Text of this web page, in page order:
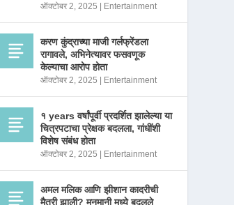
ऑक्टोबर 2, 2025 Entertainment
करण कुंद्राच्या माजी गर्लफ्रेंडला
रागावले, अभिनेत्यावर फसवणूक
केल्याचा आरोप होता
ऑक्टोबर 2, 2025 Entertainment
१ years वर्षांपूर्वी प्रदर्शित झालेल्या या
चित्रपटाचा प्रेक्षक बदलला, गांधींशी
विशेष संबंध होता
ऑक्टोबर 2, 2025 Entertainment
अमल मलिक आणि झीशान कादरीची
मैत्री झाली? मनमानी मध्ये बदलले